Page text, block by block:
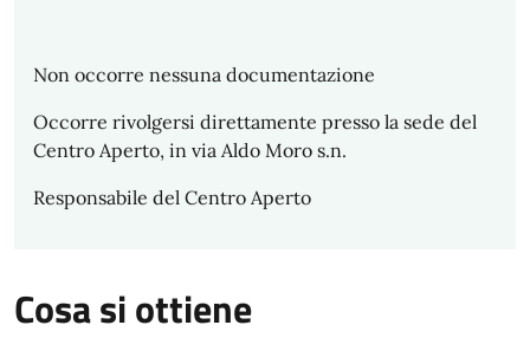
Non occorre nessuna documentazione
Occorre rivolgersi direttamente presso la sede del
Centro Aperto, in via Aldo Moro s.n.
Responsabile del Centro Aperto
Cosa si ottiene